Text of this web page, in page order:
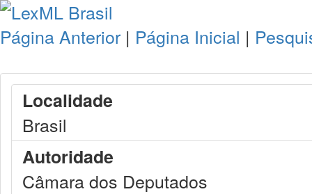
Página Anterior | Página Inicial |
Localidade
Brasil
Autoridade
Câmara dos Deputados